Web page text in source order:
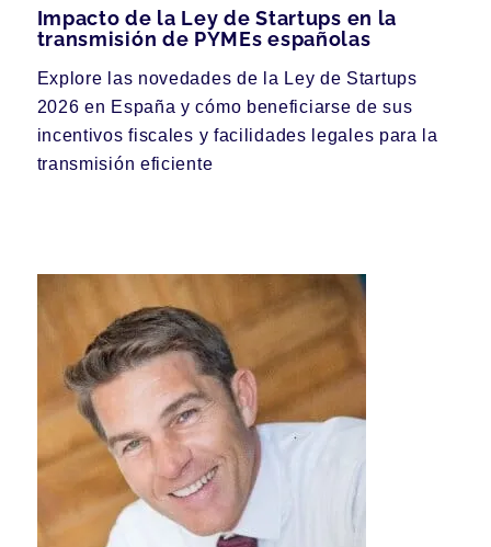
Impacto de la Ley de Startups en la
transmisión de PYMEs españolas
Explore las novedades de la Ley de Startups
2026 en España y cómo beneficiarse de sus
incentivos fiscales y facilidades legales para la
transmisión eficiente